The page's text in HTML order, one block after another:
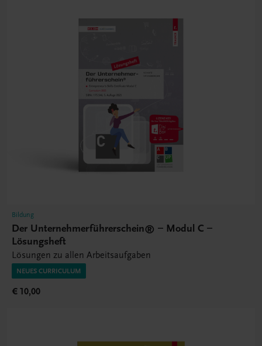
Bildung
Der Unternehmerführerschein® – Modul C –
Lösungsheft
Lösungen zu allen Arbeitsaufgaben
NEUES CURRICULUM
€ 10,00